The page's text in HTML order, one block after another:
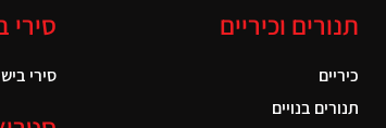
תנורים וכיריים
כיריים
תנורים בנויים
סירי
סירי